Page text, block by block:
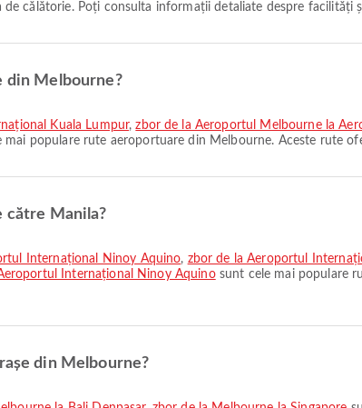
călătorie. Poți consulta informații detaliate despre facilități
din Melbourne?
Kuala Lumpur,zbor de la Aeroportul Melbourne la
mai populare rute aeroportuare din Melbourne. Aceste rute
către Manila?
Internațional Ninoy Aquino, zbor de la Aeroportul
Internațional Ninoy Aquinosunt cele mai populare
din Melbourne?